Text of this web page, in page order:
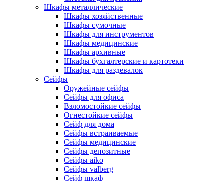
Шкафы металлические
Шкафы хозяйственные
Шкафы сумочные
Шкафы для инструментов
Шкафы медицинские
Шкафы архивные
Шкафы бухгалтерские и картотеки
Шкафы для раздевалок
Сейфы
Оружейные сейфы
Сейфы для офиса
Взломостойкие сейфы
Огнестойкие сейфы
Cейф для дома
Сейфы встраиваемые
Сейфы медицинские
Сейфы депозитные
Сейфы aiko
Сейфы valberg
Сейф шкаф